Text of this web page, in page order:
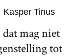
Kasper Tinus
mag niet
tot